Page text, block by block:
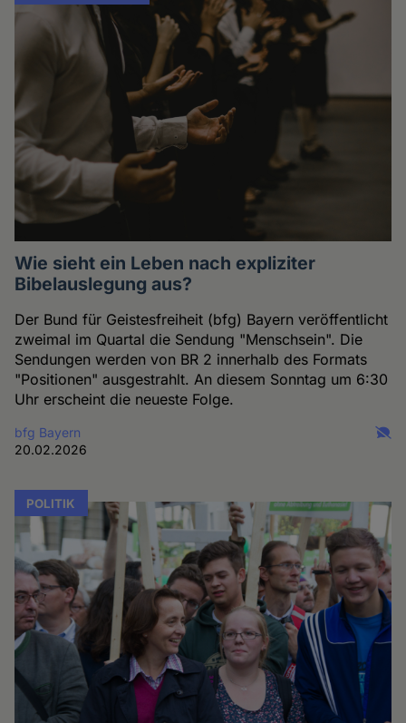
Wie sieht ein Leben nach expliziter
Bibelauslegung aus?
Der Bund für Geistesfreiheit (bfg) Bayern veröffentlicht
zweimal im Quartal die Sendung "Menschsein". Die
Sendungen werden von BR 2 innerhalb des Formats
"Positionen" ausgestrahlt. An diesem Sonntag um 6:30
Uhr erscheint die neueste Folge.
bfg Bayern
20.02.2026
POLITIK